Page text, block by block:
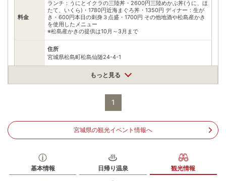
料金
ランチ：うにとイクラの三陸丼・2600円三陸めかぶ丼(うに、ほ
たて、いくら)・1780円近海まぐろ丼・1350円 ディナー：生が
き・600円本日の刺身３点盛・1700円 その他地酒や松島産かき
を使用したメニュー
※松島産かきの提供は10月～3月まで
住所
宮城県松島町松島仙随24-4-1
松島海岸ICから国道144号経由約10分
JR仙石線松島海岸駅から徒歩10分
02235352622
※ 掲載情報は変更になる場合があります。最新の内容はご利用前にご自身でお
問合せください。
※ 料金情報は税込・税抜表記が混ざっております。正しい金額はご利用前にご
自身でお問合せください。
もっと見る
1
宮城県の観光イベント情報へ
基本情報 日帰り温泉 観光情報